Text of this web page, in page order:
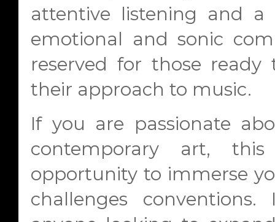
attentive listening and
emotional and sonic
reserved for those
their approach to music.
If you are passionate
contemporary art,
opportunity to immerse
challenges